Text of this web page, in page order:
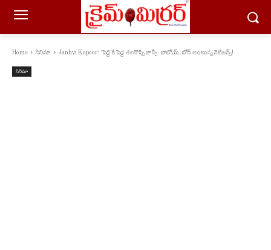
Home సినిమా Janhvi Kapoor: ‘పెద్ది’కి పెద్ద తలనొప్పి జాన్వీ.. బాబోయ్.. బోర్ అంటున్న నెటిజన్స్!
సినిమా